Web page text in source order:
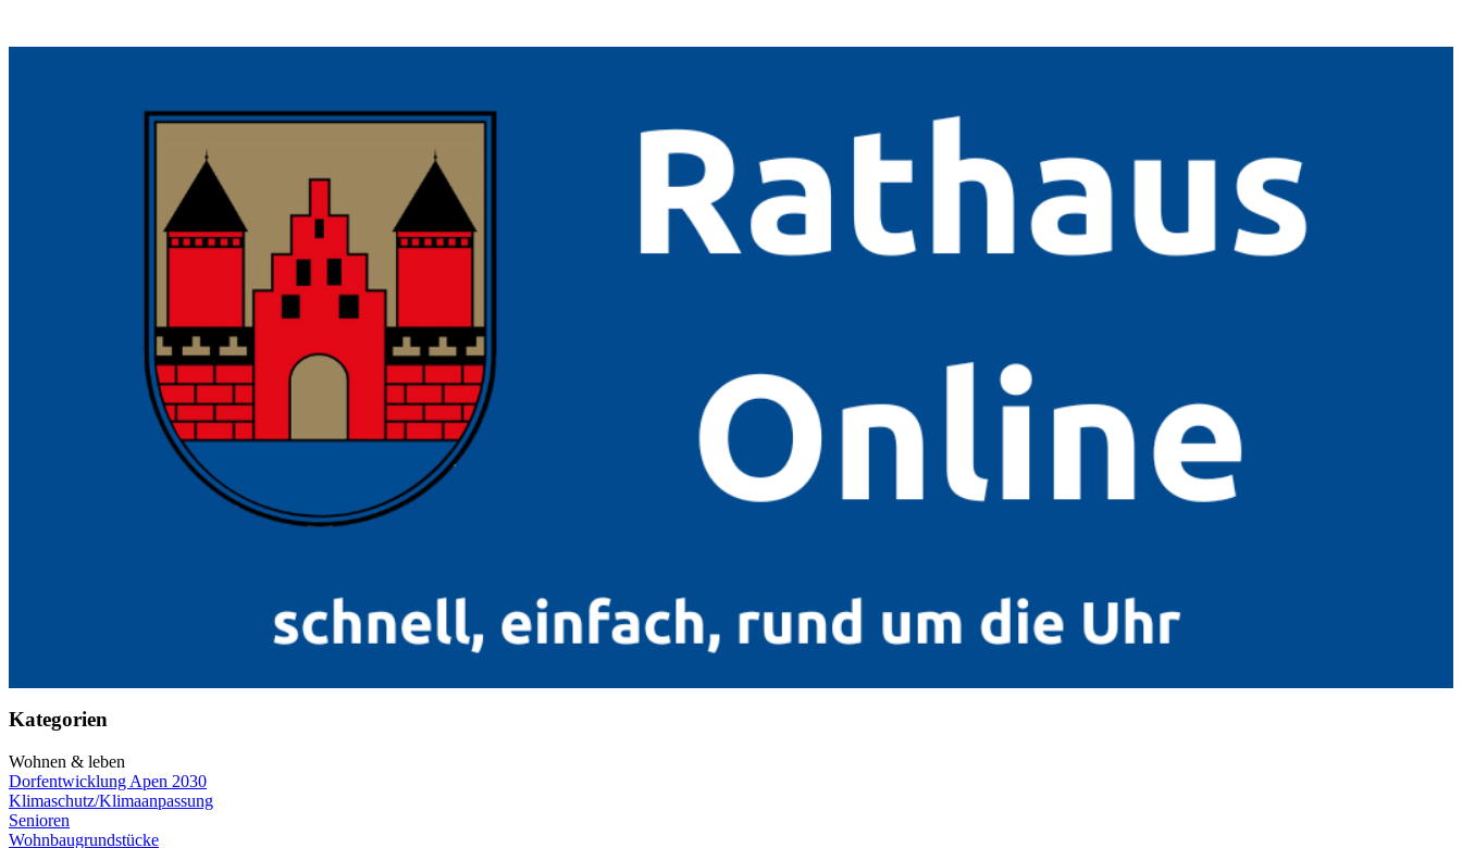
Kategorien
Wohnen & leben
Dorfentwicklung Apen 2030
Klimaschutz/Klimaanpassung
Senioren
Wohnbaugrundstücke